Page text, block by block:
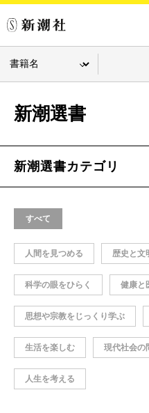
新潮選書
新潮選書カテゴリ
すべて
人間を見つめる 歴史と文
科学の眼をひらく 健康と
思想や宗教をじっくり学ぶ
生活を楽しむ 現代社会の
人生を考える